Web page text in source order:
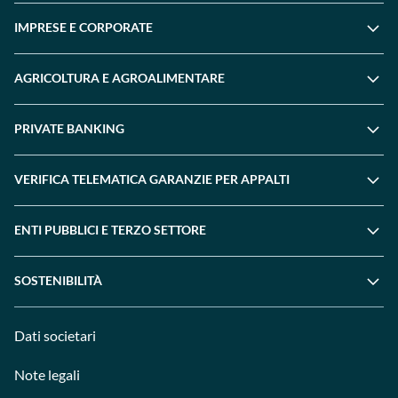
IMPRESE E CORPORATE
AGRICOLTURA E AGROALIMENTARE
PRIVATE BANKING
VERIFICA TELEMATICA GARANZIE PER APPALTI
ENTI PUBBLICI E TERZO SETTORE
SOSTENIBILITÀ
Dati societari
Note legali